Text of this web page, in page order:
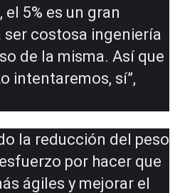
5% es un gran
ser costosa ingeniería
de la misma. Así que
intentaremos, sí”,
la reducción del peso
por hacer que
ágiles y mejorar el